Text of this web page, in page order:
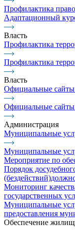
Профилактика
Адаптационный
Власть
Профилактика
Профилактика
Власть
Официальные сайты
Официальные сайты
Администрация
Муниципальные
Муниципальные
Мероприятие по
Порядок
Мониторинг
государственных
Муниципальные
предоставления
Обеспечение